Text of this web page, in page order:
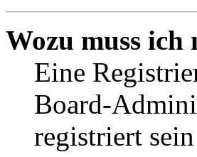
Wozu muss
Eine
Board-
registriert